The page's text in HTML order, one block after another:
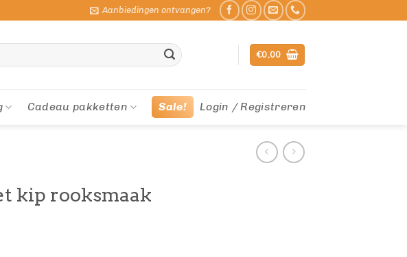
Aanbiedingen ontvangen?
€0,00
Cadeau pakketten Sale! Login / Registreren
kip rooksmaak